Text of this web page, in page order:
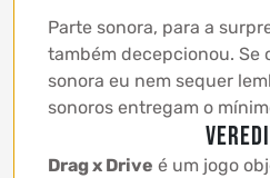
Parte sonora, para a
também decepcionou. Se
sonora eu nem sequer
sonoros entregam o
Drag x Drive é um jogo